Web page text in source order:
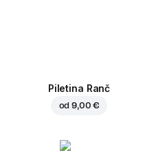
Piletina Ranč
od9,00 €